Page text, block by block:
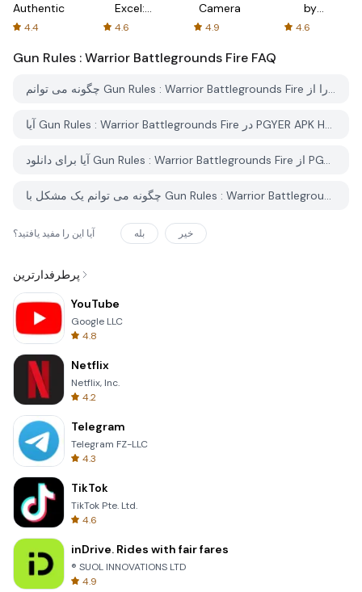
Authenticator
4.4
Excel:
Spreadsheets
4.6
Camera
4.9
by
AFTVnews
4.6
Gun Rules : Warrior Battlegrounds Fire FAQ
چگونه می توانم Gun Rules : Warrior Battlegrounds Fire را از PGYER APK HUB دانلود کنم؟
آیا Gun Rules : Warrior Battlegrounds Fire در PGYER APK HUB رایگان برای دانلود است؟
آیا برای دانلود Gun Rules : Warrior Battlegrounds Fire از PGYER APK HUB نیاز به حساب کاربری دارم؟
چگونه می توانم یک مشکل با Gun Rules : Warrior Battlegrounds Fire در PGYER APK HUB گزارش دهم؟
آیا این را مفید یافتید؟ بله خیر
پرطرفدارترین
YouTube
Google LLC
4.8
Netflix
Netflix, Inc.
4.2
Telegram
Telegram FZ-LLC
4.3
TikTok
TikTok Pte. Ltd.
4.6
inDrive. Rides with fair fares
® SUOL INNOVATIONS LTD
4.9